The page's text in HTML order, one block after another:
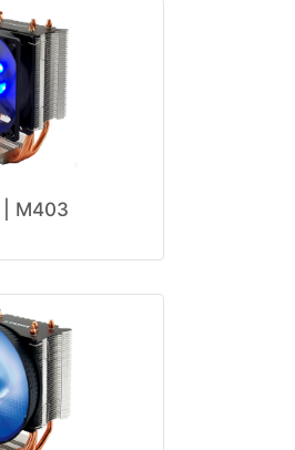
| M403